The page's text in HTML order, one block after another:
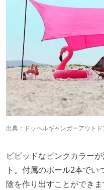
出典： ドッペルギャンガーアウトド
ビビッドなピンクカラー
ト。付属のポール2本で
陰を作り出すことができ